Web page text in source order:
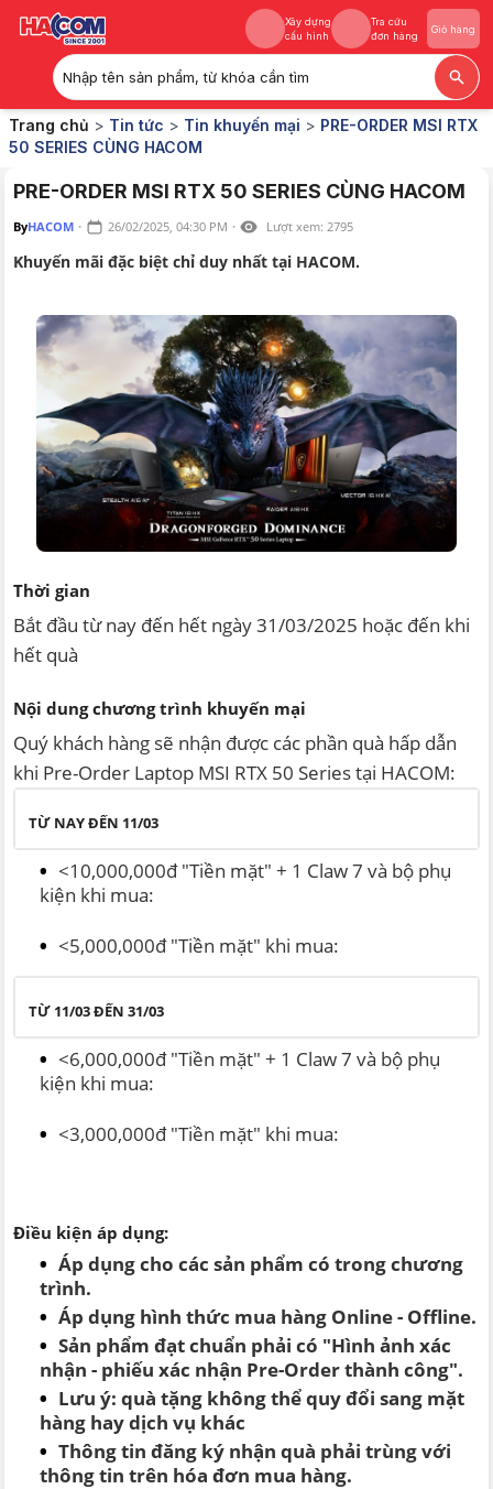
Xây dựng
cấu hình
Tra cứu
đơn hàng
Giỏ hàng
Nhập tên sản phẩm, từ khóa cần tìm
Xây dựng
cấu hình
Tra cứu
đơn hàng
Giỏ hàng
Trang chủ > Tin tức > Tin khuyến mại > PRE-ORDER MSI RTX
50 SERIES CÙNG HACOM
PRE-ORDER MSI RTX 50 SERIES CÙNG HACOM
ByHACOM · 26/02/2025, 04:30 PM · Lượt xem: 2795
Khuyến mãi đặc biệt chỉ duy nhất tại HACOM.
Thời gian
Bắt đầu từ nay đến hết ngày 31/03/2025 hoặc đến khi
hết quà
Nội dung chương trình khuyến mại
Quý khách hàng sẽ nhận được các phần quà hấp dẫn
khi Pre-Order Laptop MSI RTX 50 Series tại HACOM:
TỪ NAY ĐẾN 11/03
<10,000,000đ "Tiền mặt" + 1 Claw 7 và bộ phụ
kiện khi mua:
<5,000,000đ "Tiền mặt" khi mua:
TỪ 11/03 ĐẾN 31/03
<6,000,000đ "Tiền mặt" + 1 Claw 7 và bộ phụ
kiện khi mua:
<3,000,000đ "Tiền mặt" khi mua:
Điều kiện áp dụng:
Áp dụng cho các sản phẩm có trong chương
trình.
Áp dụng hình thức mua hàng Online - Offline.
Sản phẩm đạt chuẩn phải có "Hình ảnh xác
nhận - phiếu xác nhận Pre-Order thành công".
Lưu ý: quà tặng không thể quy đổi sang mặt
hàng hay dịch vụ khác
Thông tin đăng ký nhận quà phải trùng với
thông tin trên hóa đơn mua hàng.